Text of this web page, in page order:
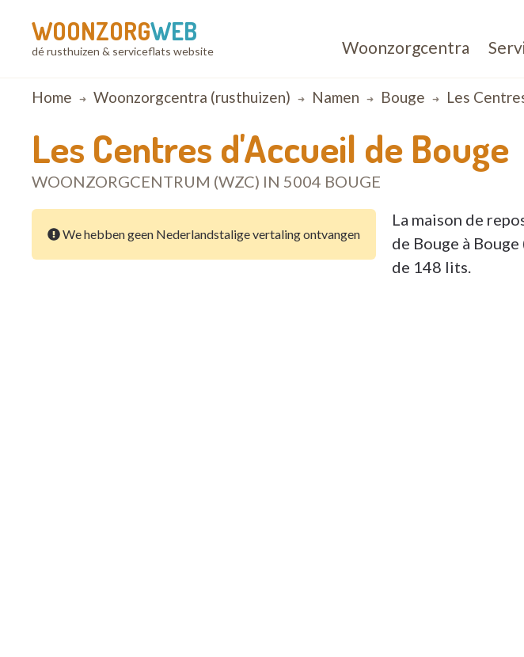
WOONZORGWEB
dé rusthuizen & serviceflats website Woonzorgcentra
Breadcrumb
Home Woonzorgcentra (rusthuizen) Namen Bouge Les
Les Centres d'Accueil de Bouge
WOONZORGCENTRUM (WZC) IN 5004 BOUGE
We hebben geen Nederlandstalige vertaling ontvangen
La maison de
de Bouge à
de 148 lits.